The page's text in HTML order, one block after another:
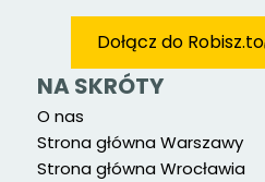
Dołącz do Robisz.to
NA SKRÓTY
O nas
Strona główna Warszawy
Strona główna Wrocławia